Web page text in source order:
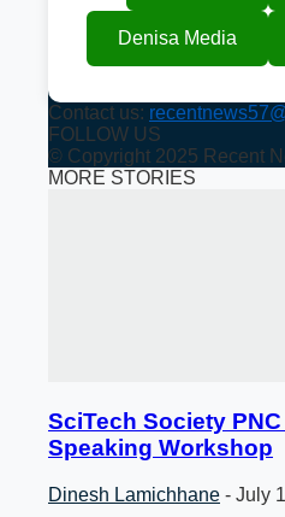
Denisa Media
Contact us:
FOLLOW US
© Copyright 2025 Recent
MORE STORIES
SciTech Society
Speaking Workshop
Dinesh Lamichhane - July